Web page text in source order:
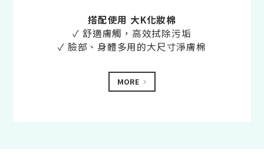
搭配使用 大K化妝棉
✓ 舒適膚觸，高效拭除污垢
✓ 臉部、身體多用的大尺寸淨膚棉
MORE